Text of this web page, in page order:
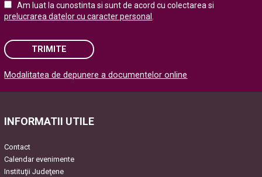
Am luat la cunostinta si sunt de acord cu colectarea si
prelucrarea datelor cu caracter personal
TRIMITE
Please leave this field empty.
Modalitatea de depunere a documentelor online
INFORMATII UTILE
Contact
Calendar evenimente
Instituţii Judeţene